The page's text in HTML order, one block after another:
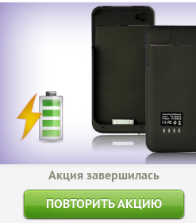
Акция завершилась
ПОВТОРИТЬ АКЦИЮ